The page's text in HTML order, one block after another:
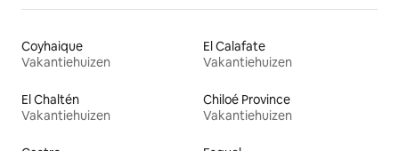
Coyhaique
Vakantiehuizen
El Calafate
Vakantiehuizen
El Chaltén
Vakantiehuizen
Chiloé Province
Vakantiehuizen